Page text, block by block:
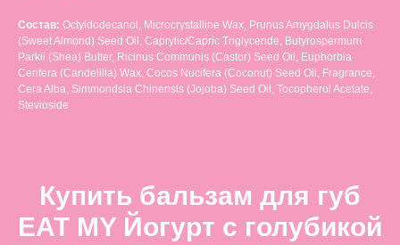
Состав: Octyldodecanol, Microcrystalline Wax, Prunus Amygdalus Dulcis
(Sweet Almond) Seed Oil, Caprylic/Capric Triglyceride, Butyrospermum
Parkii (Shea) Butter, Ricinus Communis (Castor) Seed Oil, Euphorbia
Cerifera (Candelilla) Wax, Cocos Nucifera (Coconut) Seed Oil, Fragrance,
Cera Alba, Simmondsia Chinensis (Jojoba) Seed Oil, Tocopherol Acetate,
Stevioside
Купить бальзам для губ
EAT MY Йогурт с голубикой